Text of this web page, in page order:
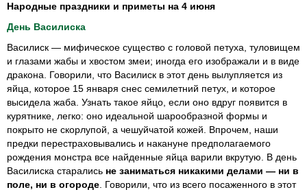
Народные праздники и приметы на 4 июня
День Василиска
Василиск — мифическое существо с головой петуха, туловищем
и глазами жабы и хвостом змеи; иногда его изображали и в виде
дракона. Говорили, что Василиск в этот день вылупляется из
яйца, которое 15 января снес семилетний петух, и которое
высидела жаба. Узнать такое яйцо, если оно вдруг появится в
курятнике, легко: оно идеальной шарообразной формы и
покрыто не скорлупой, а чешуйчатой кожей. Впрочем, наши
предки перестраховывались и накануне предполагаемого
рождения монстра все найденные яйца варили вкрутую. В день
Василиска старались не заниматься никакими делами — ни в
поле, ни в огороде . Говорили, что из всего посаженного в этот